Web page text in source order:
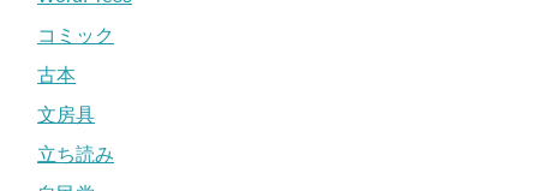
コミック
古本
文房具
立ち読み